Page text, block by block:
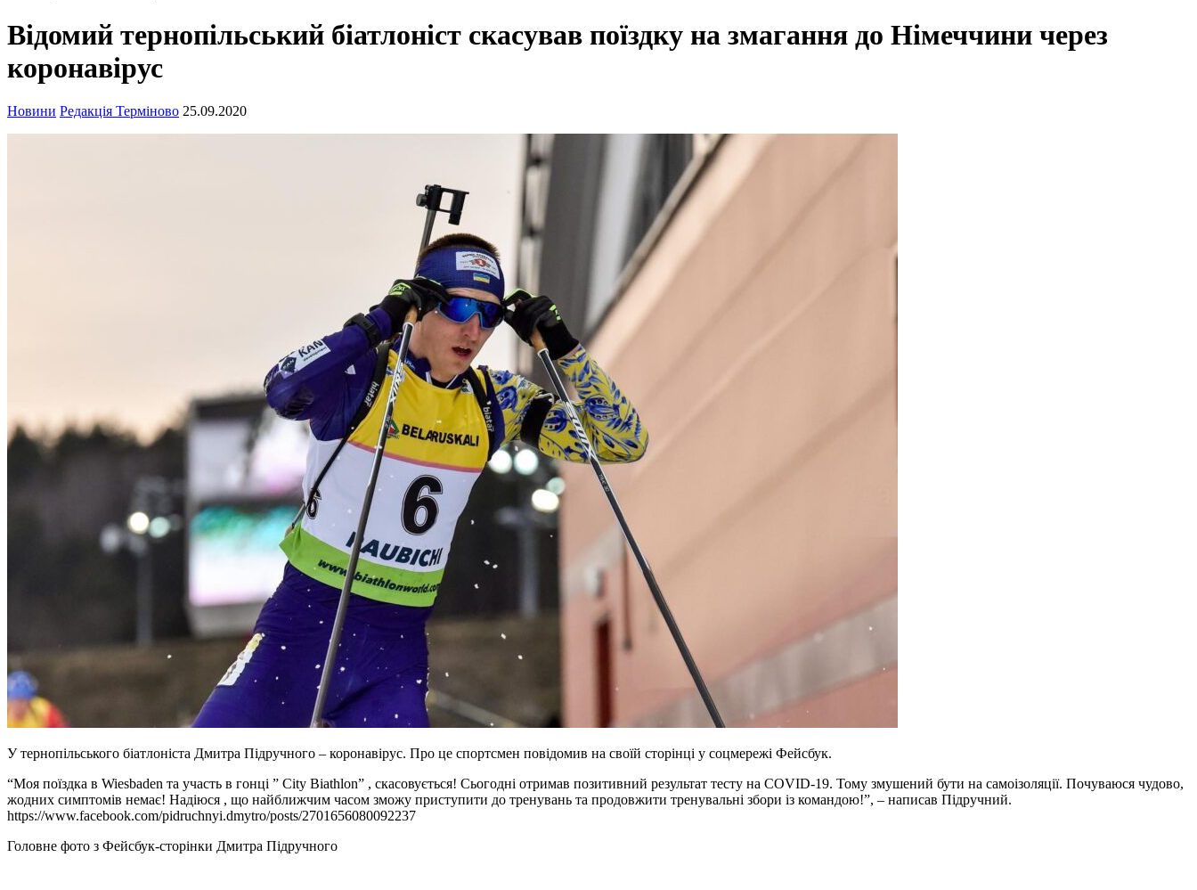
Відомий тернопільський біатлоніст скасував поїздку на змагання до Німеччини через
коронавірус
Новини Редакція Терміново 25.09.2020
У тернопільського біатлоніста Дмитра Підручного – коронавірус. Про це спортсмен повідомив на своїй сторінці у соцмережі Фейсбук.
“Моя поїздка в Wiesbaden та участь в гонці ” City Biathlon” , скасовується! Сьогодні отримав позитивний результат тесту на COVID-19. Тому змушений бути на самоізоляції. Почуваюся чудово,
жодних симптомів немає! Надіюся , що найближчим часом зможу приступити до тренувань та продовжити тренувальні збори із командою!”, – написав Підручний.
https://www.facebook.com/pidruchnyi.dmytro/posts/2701656080092237
Головне фото з Фейсбук-сторінки Дмитра Підручного